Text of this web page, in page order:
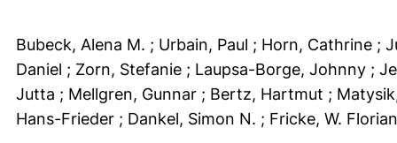
Bubeck, Alena M. ; Urbain, Paul ; Horn, Cathrine ;
Daniel ; Zorn, Stefanie ; Laupsa-Borge, Johnny ;
Jutta ; Mellgren, Gunnar ; Bertz, Hartmut ;
Hans-Frieder ; Dankel, Simon N. ; Fricke, W.